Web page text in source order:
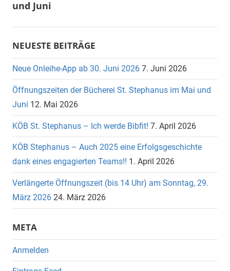
und Juni
NEUESTE BEITRÄGE
Neue Onleihe-App ab 30. Juni 2026 7. Juni 2026
Öffnungszeiten der Bücherei St. Stephanus im Mai und
Juni 12. Mai 2026
KÖB St. Stephanus – Ich werde Bibfit! 7. April 2026
KÖB Stephanus – Auch 2025 eine Erfolgsgeschichte
dank eines engagierten Teams!! 1. April 2026
Verlängerte Öffnungszeit (bis 14 Uhr) am Sonntag, 29.
März 2026 24. März 2026
META
Anmelden